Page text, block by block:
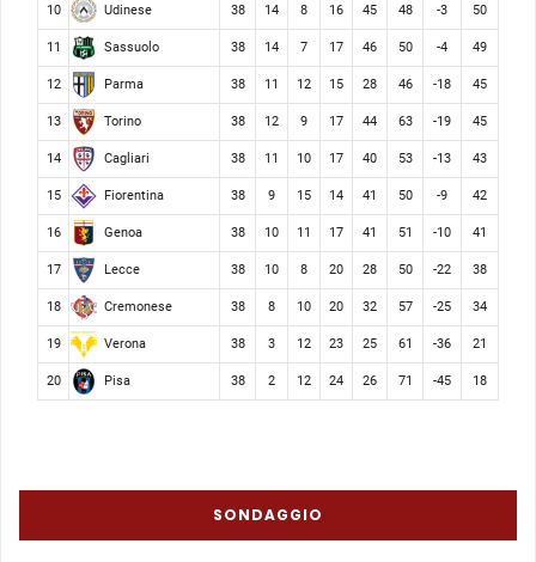
10 Udinese 38 14 8 16 45 48 -3 50
11 Sassuolo 38 14 7 17 46 50 -4 49
12 Parma 38 11 12 15 28 46 -18 45
13 Torino 38 12 9 17 44 63 -19 45
14 Cagliari 38 11 10 17 40 53 -13 43
15 Fiorentina 38 9 15 14 41 50 -9 42
16 Genoa 38 10 11 17 41 51 -10 41
17 Lecce 38 10 8 20 28 50 -22 38
18 Cremonese 38 8 10 20 32 57 -25 34
19 Verona 38 3 12 23 25 61 -36 21
20 Pisa 38 2 12 24 26 71 -45 18
SONDAGGIO